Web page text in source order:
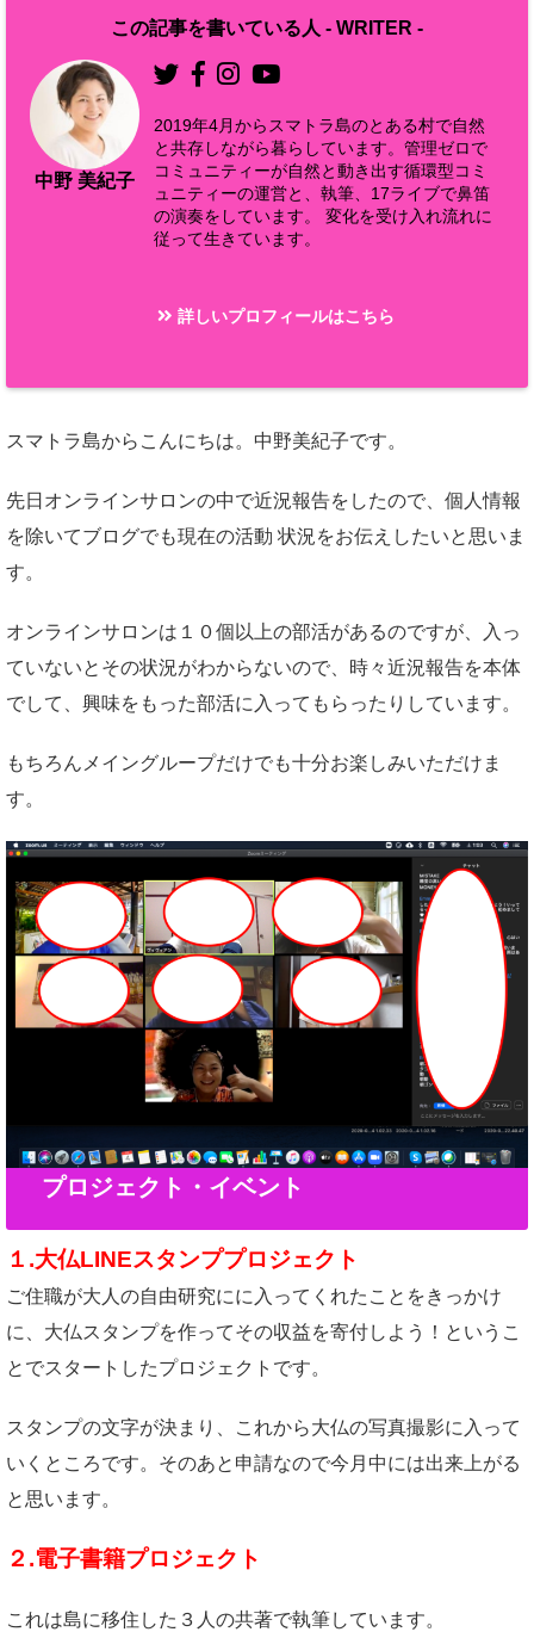
この記事を書いている人 - WRITER -
中野 美紀子
2019年4月からスマトラ島のとある村で自然
と共存しながら暮らしています。管理ゼロで
コミュニティーが自然と動き出す循環型コミ
ュニティーの運営と、執筆、17ライブで鼻笛
の演奏をしています。 変化を受け入れ流れに
従って生きています。
詳しいプロフィールはこちら
スマトラ島からこんにちは。中野美紀子です。
先日オンラインサロンの中で近況報告をしたので、個人情報
を除いてブログでも現在の活動 状況をお伝えしたいと思いま
す。
オンラインサロンは１０個以上の部活があるのですが、入っ
ていないとその状況がわからないので、時々近況報告を本体
でして、興味をもった部活に入ってもらったりしています。
もちろんメイングループだけでも十分お楽しみいただけま
す。
プロジェクト・イベント
１.大仏LINEスタンププロジェクト
ご住職が大人の自由研究にに入ってくれたことをきっかけ
に、大仏スタンプを作ってその収益を寄付しよう！というこ
とでスタートしたプロジェクトです。
スタンプの文字が決まり、これから大仏の写真撮影に入って
いくところです。そのあと申請なので今月中には出来上がる
と思います。
２.電子書籍プロジェクト
これは島に移住した３人の共著で執筆しています。